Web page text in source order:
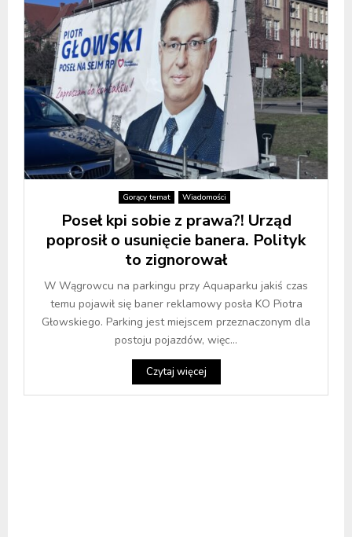
Gorący temat Wiadomości
Poseł kpi sobie z prawa?! Urząd
poprosił o usunięcie banera. Polityk
to zignorował
W Wągrowcu na parkingu przy Aquaparku jakiś czas
temu pojawił się baner reklamowy posła KO Piotra
Głowskiego. Parking jest miejscem przeznaczonym dla
postoju pojazdów, więc...
Czytaj więcej